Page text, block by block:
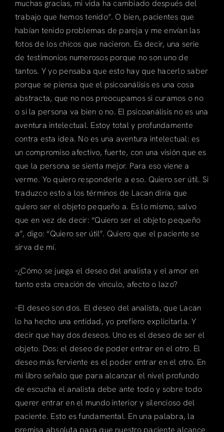
muchas gracias, mi vida ha cambiado después del
trabajo que hemos tenido”. O bien, pacientes que
habían tenido problemas de pareja y me envían las
fotos de los chicos que nacieron. Es decir, una serie
de testimonios numerosos porque no son uno de
tantos. Y yo pensaba que esto hay que hacerlo saber
porque se piensa que el psicoanálisis es una cosa
abstracta, que no nos preocupamos si curamos o no
o si la persona va bien o no. El psicoanálisis no es una
aventura intelectual. Estoy total y profundamente
contra esta idea. No es una aventura intelectual: es
un compromiso afectivo, fuerte, con una visión que es
que la persona se sienta mejor. Para eso viene a
verme. Yo quiero responderle a eso. Quiero ser útil. Si
traduzco esto a los términos de Lacan diría que
quiero ser el objeto pequeño a. Es lo mismo, salvo
que en vez de decir: “Quiero ser el objeto pequeño
a”, digo: “Quiero ser útil”. Quiero que el paciente se
sirva de mí.
–¿Cómo se juega el deseo del analista y el amor en
tanto esta creación de vínculo, afecto o lazo?
–El deseo son dos. El deseo del analista, que Lacan
lo ha hecho una entidad, yo prefiero explicitarla. Y
decir que hay dos deseos. Uno es el deseo de ser el
objeto. Dos: el deseo de poder entrar en el otro. El
deseo más ferviente es el poder entrar en el otro. En
mi libro señalo que para alcanzar el nivel profundo
de escucha el analista debe ante todo y sobre todo
querer entrar en el mundo interior y silencioso del
paciente. Esto es fundamental. En una palabra, la
premisa absoluta para que nuestro paciente alcance